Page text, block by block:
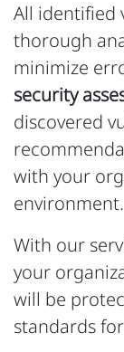
All identified
thorough
minimize
security
discovered
with your
environment.
With our
your
will be
standards